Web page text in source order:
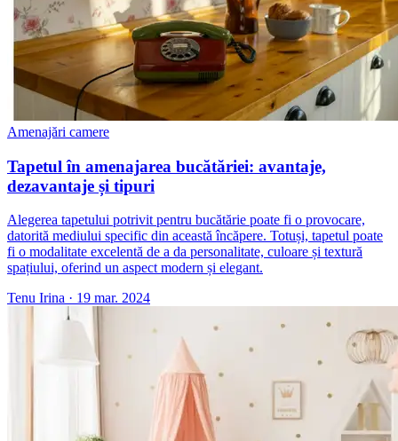
Amenajări camere
Tapetul în amenajarea bucătăriei: avantaje,
dezavantaje și tipuri
Alegerea tapetului potrivit pentru bucătărie poate fi o provocare,
datorită mediului specific din această încăpere. Totuși, tapetul poate
fi o modalitate excelentă de a da personalitate, culoare și textură
spațiului, oferind un aspect modern și elegant.
Tenu Irina · 19 mar. 2024